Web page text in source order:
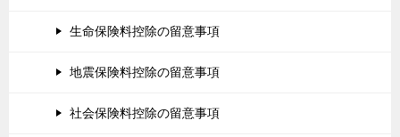
生命保険料控除の留意事項
地震保険料控除の留意事項
社会保険料控除の留意事項